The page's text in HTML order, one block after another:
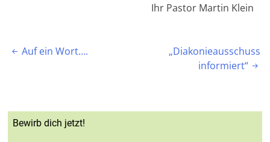
Ihr Pastor Martin Klein
Beitragsnavigation
 Auf ein Wort….
„Diakonieausschuss
informiert“ 
Bewirb dich jetzt!